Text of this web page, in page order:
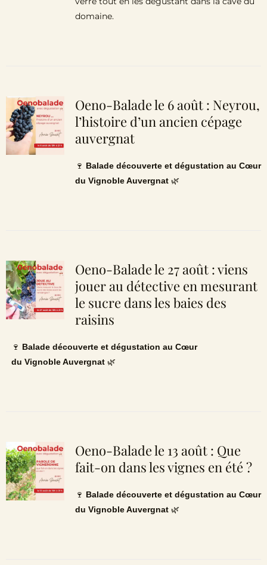
domaine.
Oeno-Balade le 6 août : Neyrou,
l’histoire d’un ancien cépage
auvergnat
🍷 Balade découverte et dégustation au Cœur
du Vignoble Auvergnat🌿
Oeno-Balade le 27 août : viens
jouer au détective en mesurant
le sucre dans les baies des
raisins
🍷 Balade découverte et dégustation au Cœur
du Vignoble Auvergnat🌿
Oeno-Balade le 13 août : Que
fait-on dans les vignes en été ?
🍷 Balade découverte et dégustation au Cœur
du Vignoble Auvergnat🌿